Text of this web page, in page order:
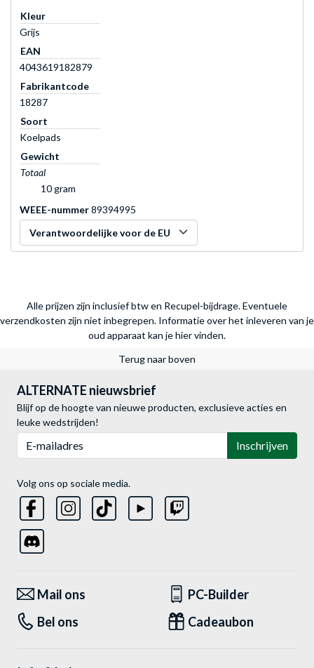
Kleur
Grijs
EAN
4043619182879
Fabrikantcode
18287
Soort
Koelpads
Gewicht
Totaal
10 gram
WEEE-nummer89394995
Verantwoordelijke voor de EU
Alle prijzen zijn inclusief btw en Recupel-bijdrage. Eventuele
verzendkosten zijn niet inbegrepen. Informatie over het inleveren van je
oud apparaat kan je hier vinden.
Terug naar boven
ALTERNATE nieuwsbrief
Blijf op de hoogte van nieuwe producten, exclusieve acties en
leuke wedstrijden!
Inschrijven
Volg ons op sociale media.
Mail ons
PC-Builder
Bel ons
Cadeaubon